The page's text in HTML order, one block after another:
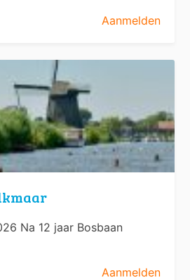
Aanmelden
Na 12 jaar Bosbaan
Aanmelden